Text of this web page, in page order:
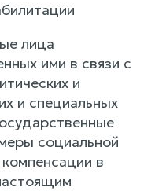
лица
ими в связи с
и
и специальных
социальной
в